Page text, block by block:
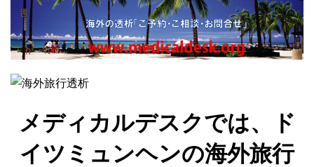
メディカルデスクでは、ド
イツミュンヘンの海外旅行